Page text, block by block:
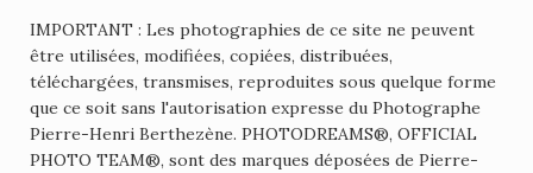
IMPORTANT : Les photographies de ce site ne peuvent
être utilisées, modifiées, copiées, distribuées,
téléchargées, transmises, reproduites sous quelque forme
que ce soit sans l'autorisation expresse du Photographe
Pierre-Henri Berthezène. PHOTODREAMS®, OFFICIAL
PHOTO TEAM®, sont des marques déposées de Pierre-